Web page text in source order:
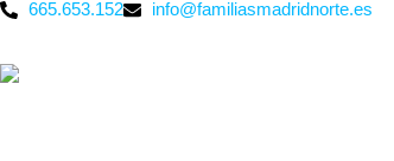
665.653.152 info@familiasmadridnorte.es